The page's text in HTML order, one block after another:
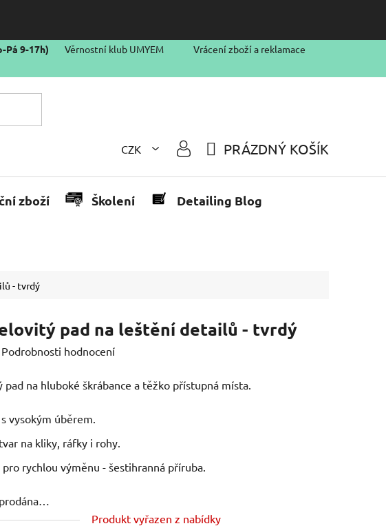
Pá 9-17h) Věrnostní klub UMYEM
Vrácení zboží a reklamace
CZK
KOŠÍK
PRÁZDNÝ KOŠÍK
zboží Školení Detailing Blog
- tvrdý
pad na leštění detailů - tvrdý
Podrobnosti hodnocení
pad na hluboké škrábance a těžko přístupná místa.
vysokým úběrem.
na kliky, ráfky i rohy.
pro rychlou výměnu - šestihranná příruba.
Produkt vyřazen z nabídky